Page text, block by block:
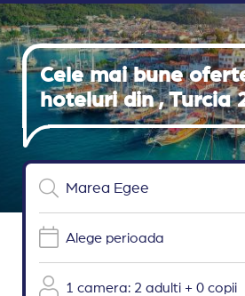
Cele mai bune
hoteluri din , Turcia
Alege perioada
1 camera: 2 adulti + 0 copii